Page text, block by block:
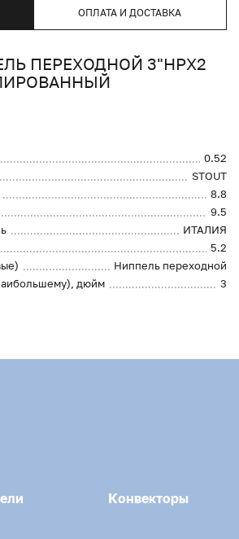
ОПЛАТА И ДОСТАВКА
ПЕРЕХОДНОЙ 3"НРX2
0.52
STOUT
8.8
9.5
ИТАЛИЯ
5.2
Ниппель переходной
дюйм
3
Конвекторы